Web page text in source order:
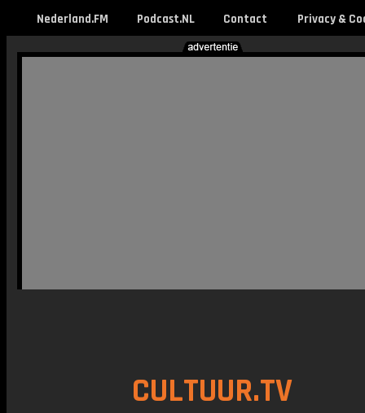
Nederland.FM Podcast.NL Contact Privacy &
CULTUUR.TV